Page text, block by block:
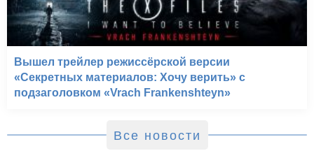
Вышел трейлер режиссёрской версии
«Секретных материалов: Хочу верить» с
подзаголовком «Vrach Frankenshteyn»
Все новости